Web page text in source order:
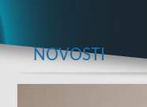
NOVOSTI